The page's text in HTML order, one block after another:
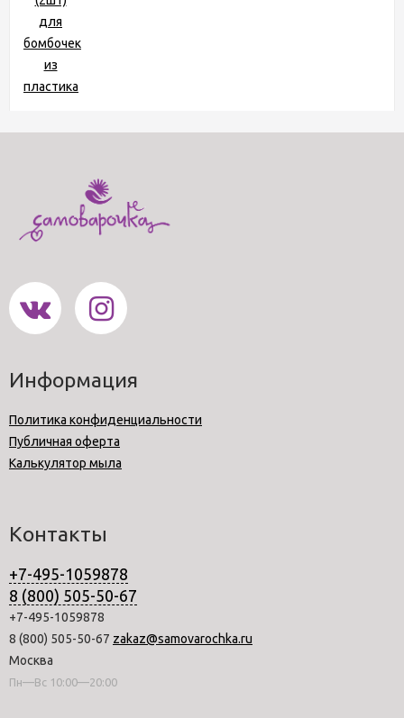
Информация
Политика конфиденциальности
Публичная оферта
Калькулятор мыла
Контакты
+7-495-1059878
8 (800) 505-50-67
+7-495-1059878
8 (800) 505-50-67 zakaz@samovarochka.ru
Москва
Пн—Вс 10:00—20:00